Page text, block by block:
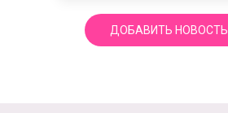
ДОБАВИТЬ НОВОСТЬ